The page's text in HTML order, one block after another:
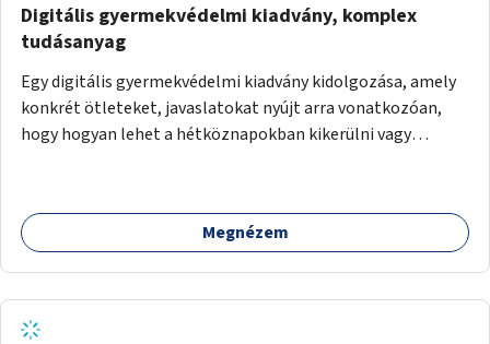
Digitális gyermekvédelmi kiadvány, komplex
tudásanyag
Egy digitális gyermekvédelmi kiadvány kidolgozása, amely
konkrét ötleteket, javaslatokat nyújt arra vonatkozóan,
hogy hogyan lehet a hétköznapokban kikerülni vagy
Megnézem